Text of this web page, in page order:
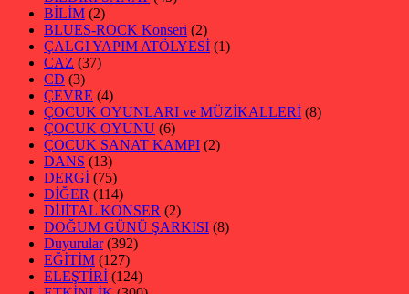
BİLİM (2)
BLUES-ROCK Konseri (2)
ÇALGI YAPIM ATÖLYESİ (1)
CAZ (37)
CD (3)
ÇEVRE (4)
ÇOCUK OYUNLARI ve MÜZİKALLERİ (8)
ÇOCUK OYUNU (6)
ÇOCUK SANAT KAMPI (2)
DANS (13)
DERGİ (75)
DİĞER (114)
DİJİTAL KONSER (2)
DOĞUM GÜNÜ ŞARKISI (8)
Duyurular(392)
EĞİTİM (127)
ELEŞTİRİ (124)